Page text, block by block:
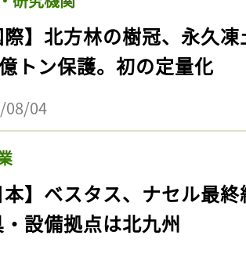
際】北方林の樹冠、永久
トン保護。初の定量化
08/04
本】ベスタス、ナセル最
設備拠点は北九州